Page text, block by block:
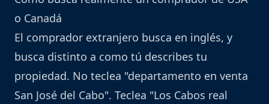
o Canadá
El comprador extranjero busca en inglés, y
busca distinto a como tú describes tu
propiedad. No teclea "departamento en venta
San José del Cabo". Teclea "Los Cabos real